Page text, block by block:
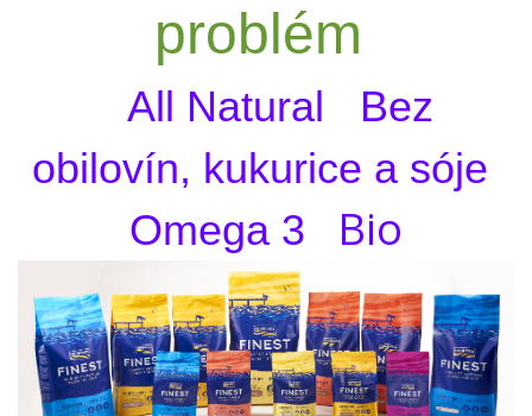
problém
All Natural Bez
obilovín, kukurice a sóje
Omega 3
Bio